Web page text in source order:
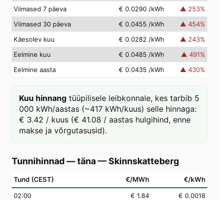
Viimased 7 päeva
€ 0.0290 /kWh ▲ 253%
Viimased 30 päeva
€ 0.0455 /kWh ▲ 454%
Käesolev kuu
€ 0.0282 /kWh ▲ 243%
Eelmine kuu
€ 0.0485 /kWh ▲ 491%
Eelmine aasta
€ 0.0435 /kWh ▲ 430%
Kuu hinnang tüüpilisele leibkonnale, kes tarbib 5
000 kWh/aastas (~417 kWh/kuus) selle hinnaga:
€ 3.42 / kuus (€ 41.08 / aastas hulgihind, enne
makse ja võrgutasusid).
Tunnihinnad — täna—Skinnskatteberg
Tund (CEST) €/MWh €/kWh
02:00 € 1.84
€ 0.0018